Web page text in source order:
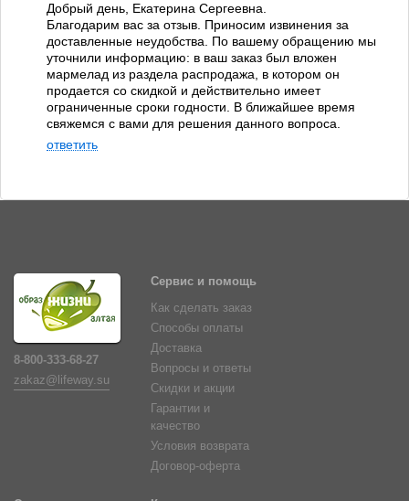
Добрый день, Екатерина Сергеевна.
Благодарим вас за отзыв. Приносим извинения за
доставленные неудобства. По вашему обращению мы
уточнили информацию: в ваш заказ был вложен
мармелад из раздела распродажа, в котором он
продается со скидкой и действительно имеет
ограниченные сроки годности. В ближайшее время
свяжемся с вами для решения данного вопроса.
ответить
8-800-333-68-27
zakaz@lifeway.su
Сервис и помощь
Как сделать заказ
Способы оплаты
Доставка
Вопросы и ответы
Скидки и акции
Гарантии и
качество
Условия возврата
Договор-оферта